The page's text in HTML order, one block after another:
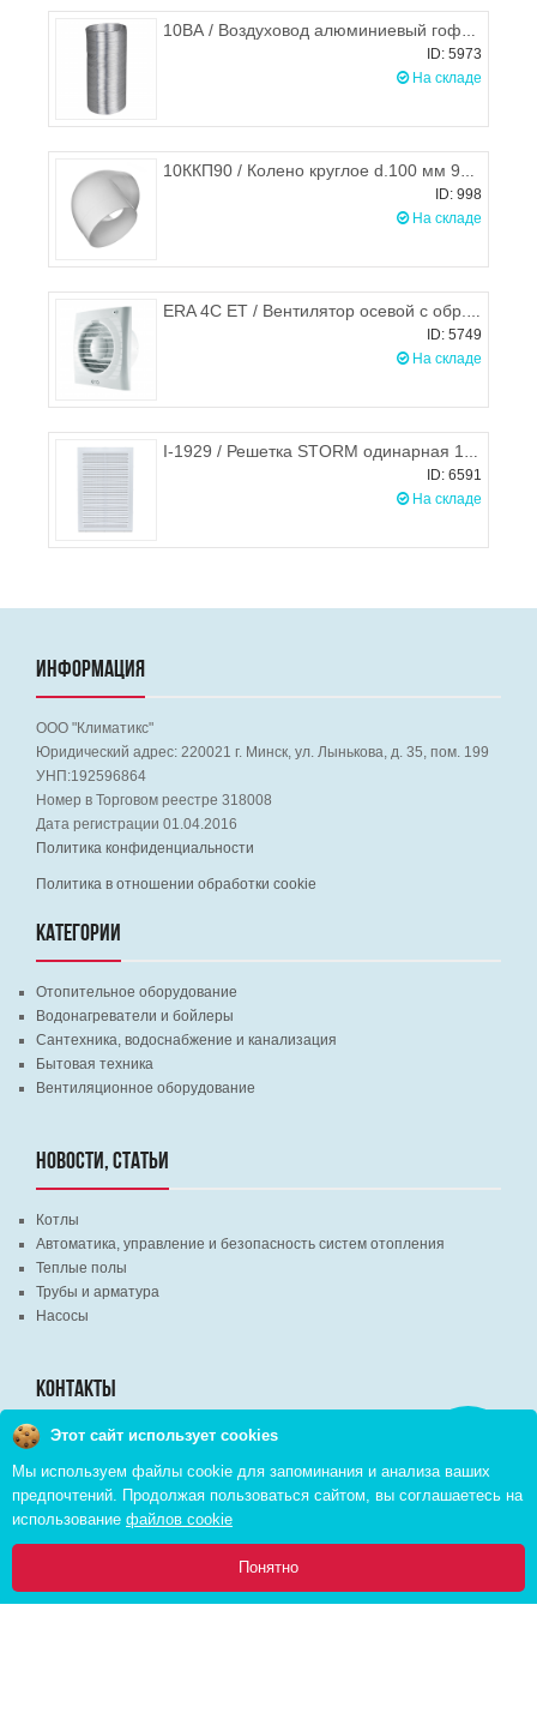
Главная Каталог Инфо Избранное Корзина:
10ВА / Воздуховод алюминиевый гофрированный (гофра) d.100, ЭРА
ID: 5973
На складе
10ККП90 / Колено круглое d.100 мм 90°, ЭРА
ID: 998
На складе
ERA 4C ET / Вентилятор осевой с обр. клапаном и электр. таймером d.100 (клапан+таймер)
ID: 5749
На складе
I-1929 / Решетка STORM одинарная 190х290 мм
ID: 6591
На складе
ИНФОРМАЦИЯ
ООО "Климатикс"
Юридический адрес: 220021 г. Минск, ул. Лынькова, д. 35, пом. 199
УНП:192596864
Номер в Торговом реестре 318008
Дата регистрации 01.04.2016
Политика конфиденциальности
Политика в отношении обработки cookie
КАТЕГОРИИ
Отопительное оборудование
Водонагреватели и бойлеры
Сантехника, водоснабжение и канализация
Бытовая техника
Вентиляционное оборудование
НОВОСТИ, СТАТЬИ
Котлы
Автоматика, управление и безопасность систем отопления
Теплые полы
Трубы и арматура
Насосы
КОНТАКТЫ
г. Минск, ВЦ "Экспобел", строительный рынок, павильон № 8c
г. Минск, ул. М. Лынькова, д. 35, пом. 199
+375 (29) 110-46-46 (А1)
+375 (29) 373-90-16 (A1)
Этот сайт использует cookies
Мы используем файлы cookie для запоминания и анализа ваших
предпочтений. Продолжая пользоваться сайтом, вы соглашаетесь на
использование файлов cookie
Понятно